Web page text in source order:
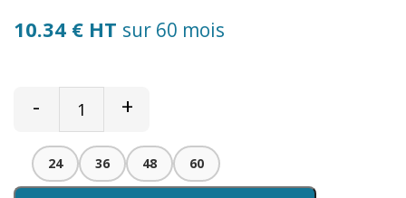
10.34 € HT sur 60 mois
- +
24 36 48 60